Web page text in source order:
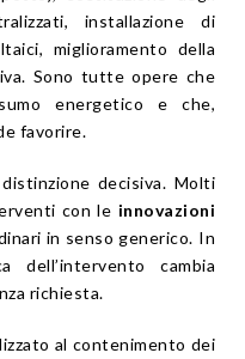
installazione di
miglioramento della
Sono tutte opere che
energetico e che,
favorire.
decisiva. Molti
con le innovazioni
in senso generico. In
dell’intervento cambia
richiesta.
al contenimento dei